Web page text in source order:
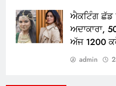
ਐਕਟਿੰਗ ਛੱਡ
ਅਦਾਕਾਰਾ,
ਅੱਜ 1200
admin